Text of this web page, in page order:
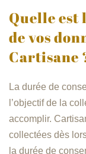
Quelle est
de vos
Cartisane
La durée de
l’objectif de la
accomplir.
collectées dès
la durée de